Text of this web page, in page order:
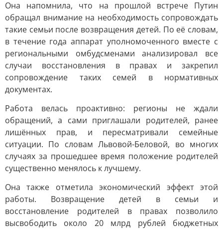
Она напомнила, что на прошлой встрече Путин
обращал внимание на необходимость сопровождать
такие семьи после возвращения детей. По её словам,
в течение года аппарат уполномоченного вместе с
региональными омбудсменами анализировал все
случаи восстановления в правах и закрепил
сопровождение таких семей в нормативных
документах.
Работа велась проактивно: регионы не ждали
обращений, а сами приглашали родителей, ранее
лишённых прав, и пересматривали семейные
ситуации. По словам Львовой-Беловой, во многих
случаях за прошедшее время положение родителей
существенно менялось к лучшему.
Она также отметила экономический эффект этой
работы. Возвращение детей в семьи и
восстановление родителей в правах позволило
высвободить около 20 млрд рублей бюджетных